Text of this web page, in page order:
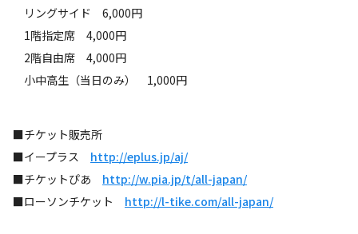
リングサイド 6,000円
1階指定席 4,000円
2階自由席 4,000円
小中高生（当日のみ） 1,000円
■チケット販売所
■イープラス http://eplus.jp/aj/
■チケットぴあ http://w.pia.jp/t/all-japan/
■ローソンチケット http://l-tike.com/all-japan/